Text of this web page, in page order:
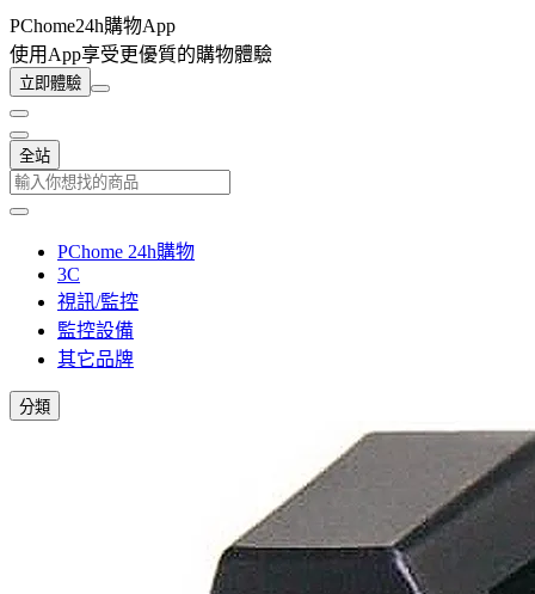
PChome24h購物App
使用App享受更優質的購物體驗
立即體驗
全站
PChome 24h購物
3C
視訊/監控
監控設備
其它品牌
分類